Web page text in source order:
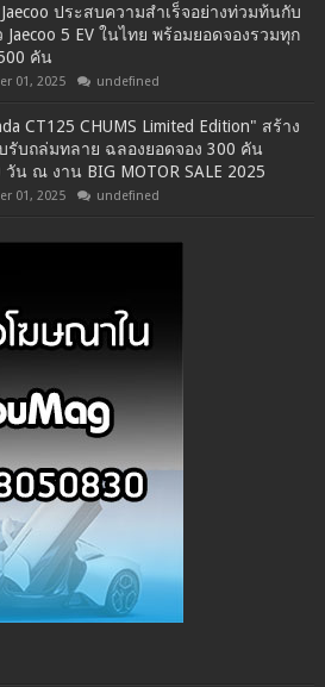
ประสบความสำเร็จอย่างท่วมท้นกับ
Jaecoo 5 EV ในไทย พร้อมยอดจองรวมทุก
คัน
01, 2025 undefined
CT125 CHUMS Limited Edition" สร้าง
รับถล่มทลาย ฉลองยอดจอง 300 คัน
น ณ งาน BIG MOTOR SALE 2025
01, 2025 undefined